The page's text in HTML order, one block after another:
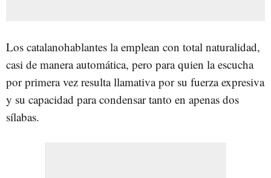
Los catalanohablantes la emplean con total naturalidad,
casi de manera automática, pero para quien la escucha
por primera vez resulta llamativa por su fuerza expresiva
y su capacidad para condensar tanto en apenas dos
sílabas.